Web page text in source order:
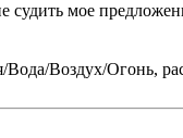
мое
Воздух/Огонь,